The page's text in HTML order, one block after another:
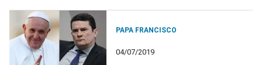
PAPA FRANCISCO
04/07/2019